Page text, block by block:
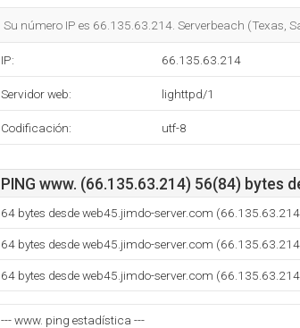
Su número IP es 66.135.63.214. Serverbeach (Texas,
IP: 66.135.63.214
Servidor web: lighttpd/1
Codificación: utf-8
PING www. (66.135.63.214) 56(84) bytes
64 bytes desde web45.jimdo-server.com
64 bytes desde web45.jimdo-server.com
64 bytes desde web45.jimdo-server.com
--- www. ping estadística ---